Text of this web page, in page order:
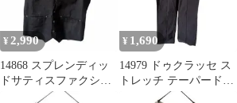
¥ 2,990
14868 スプレンディッ
ドサティスファクショ
ン ベスト ジレ L ブラ
¥ 1,690
14979 ドゥクラッセ ス
トレッチ テーパードパ
ンツ 黒 9 M相当 ポケッ